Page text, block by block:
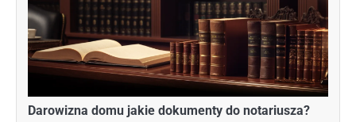
Darowizna domu jakie dokumenty do notariusza?